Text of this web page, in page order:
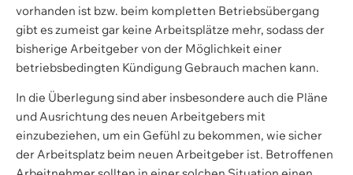
vorhanden ist bzw. beim kompletten Betriebsübergang
gibt es zumeist gar keine Arbeitsplätze mehr, sodass der
bisherige Arbeitgeber von der Möglichkeit einer
betriebsbedingten Kündigung Gebrauch machen kann.
In die Überlegung sind aber insbesondere auch die Pläne
und Ausrichtung des neuen Arbeitgebers mit
einzubeziehen, um ein Gefühl zu bekommen, wie sicher
der Arbeitsplatz beim neuen Arbeitgeber ist. Betroffenen